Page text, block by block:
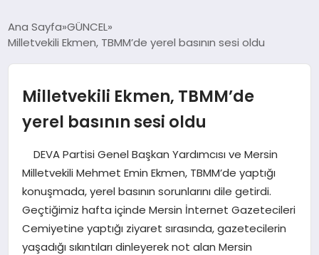
DÜNYA
EĞITIM
MAGAZIN
SAĞLIK
SIYASET
Ana Sayfa GÜNCEL
Milletvekili Ekmen, TBMM’de yerel basının sesi oldu
Milletvekili Ekmen, TBMM’de
yerel basının sesi oldu
DEVA Partisi Genel Başkan Yardımcısı ve Mersin
Milletvekili Mehmet Emin Ekmen, TBMM’de yaptığı
konuşmada, yerel basının sorunlarını dile getirdi.
Geçtiğimiz hafta içinde Mersin İnternet Gazetecileri
Cemiyetine yaptığı ziyaret sırasında, gazetecilerin
yaşadığı sıkıntıları dinleyerek not alan Mersin